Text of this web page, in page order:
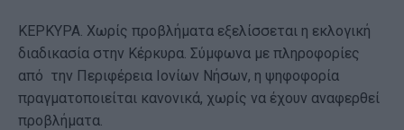
ΚΕΡΚΥΡΑ. Χωρίς προβλήματα εξελίσσεται η εκλογική
διαδικασία στην Κέρκυρα. Σύμφωνα με πληροφορίες
από την Περιφέρεια Ιονίων Νήσων, η ψηφοφορία
πραγματοποιείται κανονικά, χωρίς να έχουν αναφερθεί
προβλήματα.